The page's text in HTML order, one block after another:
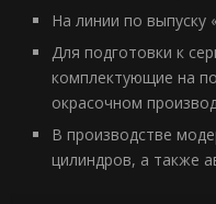
На линии по выпуску
Для подготовки к
комплектующие на
окрасочном
В производстве
цилиндров, а также